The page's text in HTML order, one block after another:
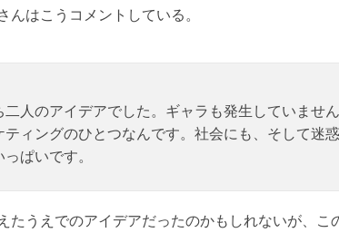
んはこうコメントしている。
二人のアイデアでした。ギャラも発生していませ
ィングのひとつなんです。社会にも、そして迷
ぱいです。
たうえでのアイデアだったのかもしれないが、こ